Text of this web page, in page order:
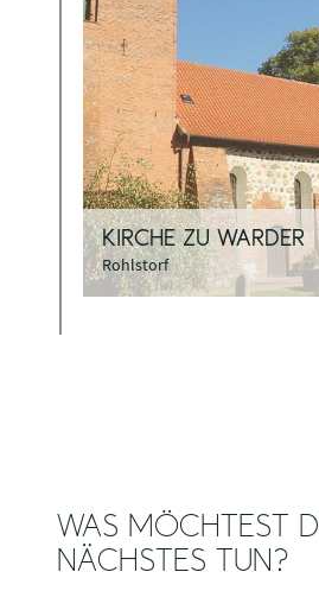
KIRCHE ZU WARDER
Rohlstorf
WAS MÖCHTEST
NÄCHSTES TUN?